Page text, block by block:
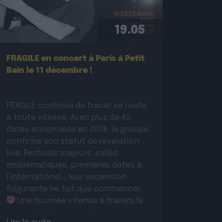
19.05
FRAGILE en concert à Paris à Petit
Bain le 11 décembre !
FRAGILE continue de tracer sa route
à toute vitesse. Avec plus de 40
dates annoncées en 2026, le groupe
confirme son statut de révélation
live. Festivals majeurs, salles
emblématiques, premières dates à
l’international… leur ascension
fulgurante ne fait que commencer
Une tournée intense à travers la